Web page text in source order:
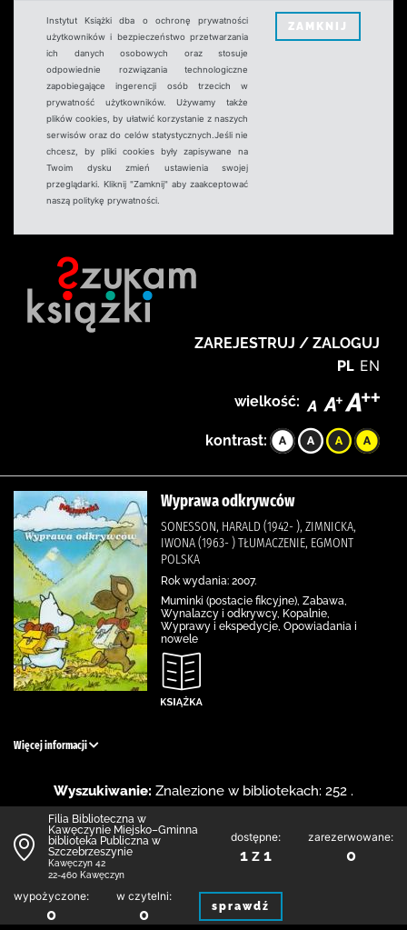
Instytut Książki dba o ochronę prywatności
użytkowników i bezpieczeństwo przetwarzania
ich danych osobowych oraz stosuje
odpowiednie rozwiązania technologiczne
zapobiegające ingerencji osób trzecich w
prywatność użytkowników. Używamy także
plików cookies, by ułatwić korzystanie z naszych
serwisów oraz do celów statystycznych.Jeśli nie
chcesz, by pliki cookies były zapisywane na
Twoim dysku zmień ustawienia swojej
przeglądarki. Kliknij "Zamknij" aby zaakceptować
naszą politykę prywatności.
ZAMKNIJ
ZAREJESTRUJ / ZALOGUJ
PL EN
wielkość:
kontrast:
Wyprawa odkrywców
SONESSON, HARALD (1942- ), ZIMNICKA,
IWONA (1963- ) TŁUMACZENIE, EGMONT
POLSKA
Rok wydania: 2007.
Muminki (postacie fikcyjne), Zabawa,
Wynalazcy i odkrywcy, Kopalnie,
Wyprawy i ekspedycje, Opowiadania i
nowele
Więcej informacji
Wyszukiwanie: Znalezione w bibliotekach: 252 .
Filia Biblioteczna w
Kawęczynie Miejsko–Gminna
biblioteka Publiczna w
Szczebrzeszynie
Kawęczyn 42
22-460 Kawęczyn
dostępne:
1 z 1
zarezerwowane:
0
wypożyczone:
0
w czytelni:
0 sprawdź